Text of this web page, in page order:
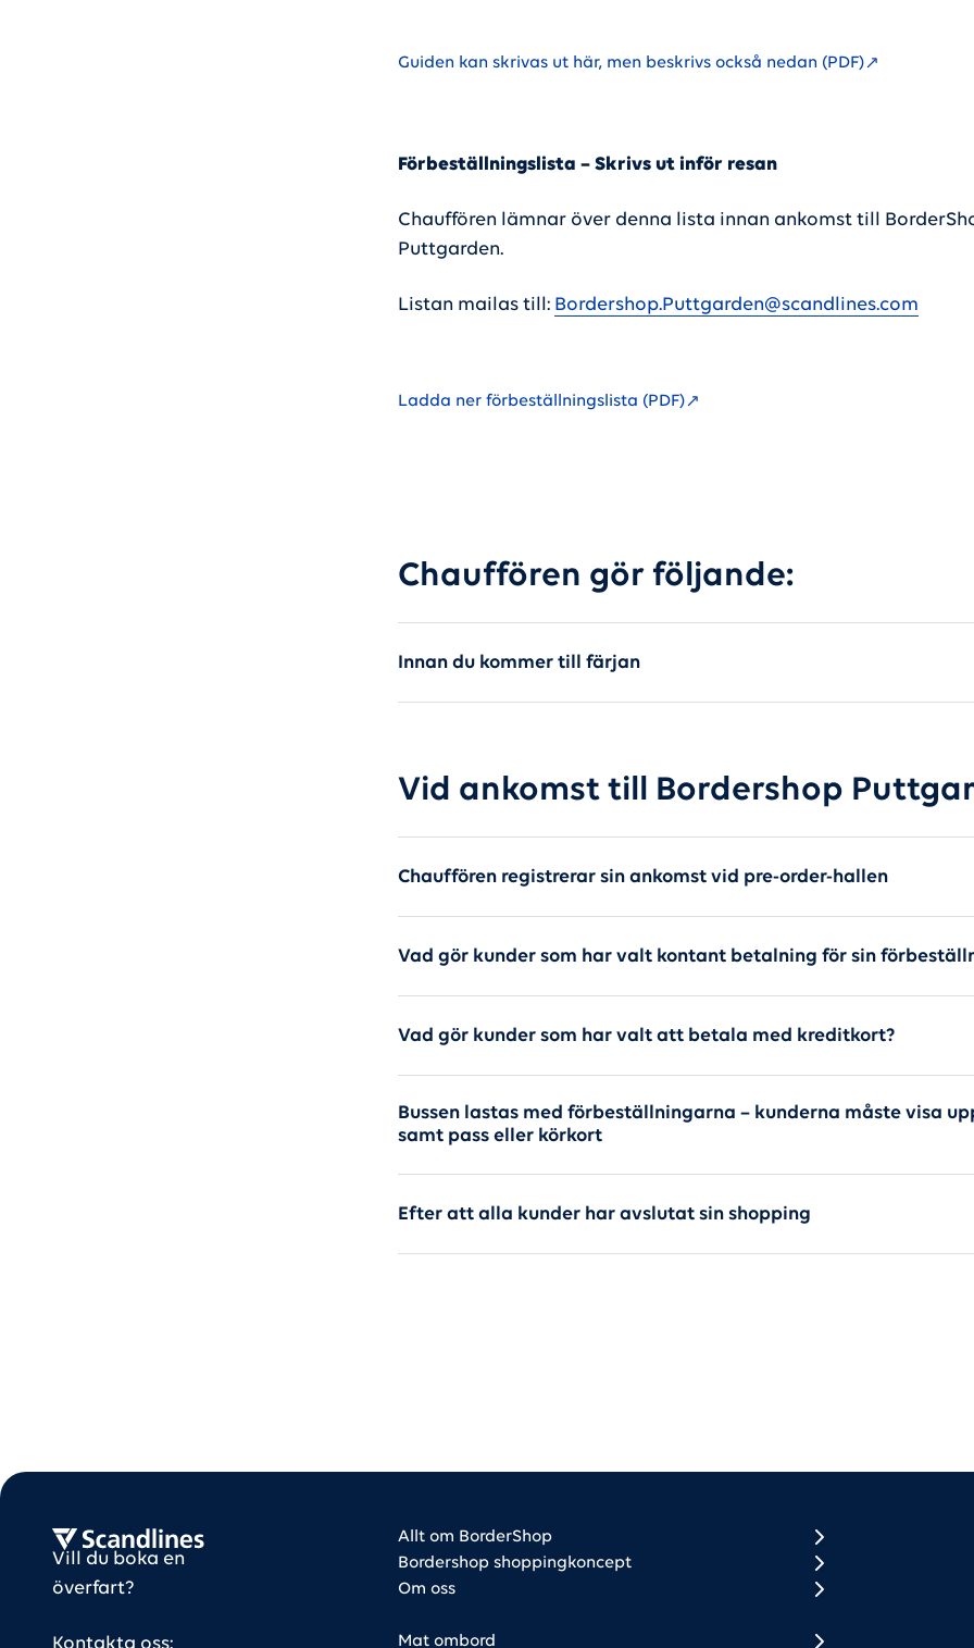
Guiden kan skrivas ut här, men beskrivs också nedan (PDF)
Förbeställningslista – Skrivs ut inför resan
Chauffören lämnar över denna lista innan ankomst till
Puttgarden.
Listan mailas till: Bordershop.Puttgarden@scandlines.com
Ladda ner förbeställningslista (PDF)
Chauffören gör följande:
Innan du kommer till färjan
Vid ankomst till Bordershop
Chauffören registrerar sin ankomst vid pre-order-hallen
Vad gör kunder som har valt kontant betalning för sin
Vad gör kunder som har valt att betala med kreditkort?
Bussen lastas med förbeställningarna – kunderna måste visa
samt pass eller körkort
Efter att alla kunder har avslutat sin shopping
Scandlines Bus
Vill du boka en
överfart?
Bus footer 1 (DK + SE)
Allt om BorderShop
Bordershop shoppingkoncept
Om oss
Bus footer 2
Mat ombord